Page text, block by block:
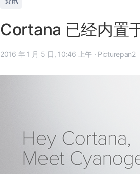
Cortana 已经内置
2016 年 1 月 5 日, 10:46 上午 · Picturepan2